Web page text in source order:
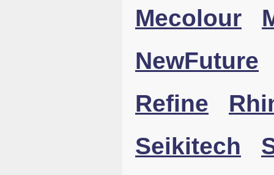
Mecolour
NewFuture
Refine
Seikitech